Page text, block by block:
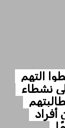
التهم
نشطاء
أفراد